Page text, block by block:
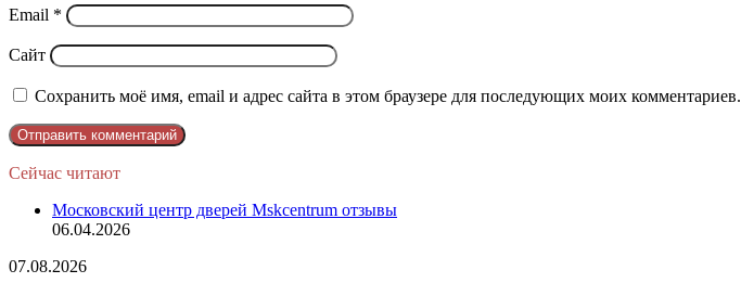
Email *
Сайт
Сохранить моё имя, email и адрес сайта в этом браузере для последующих моих комментариев.
Сейчас читают
Московский центр дверей Mskcentrum отзывы
06.04.2026
София
07.08.2026